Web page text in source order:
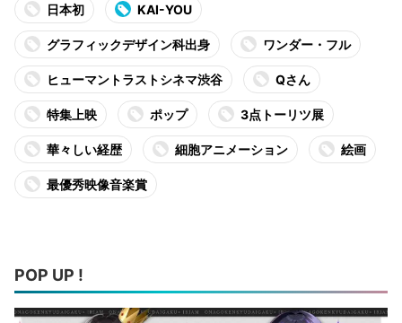
日本初 KAI-YOU
グラフィックデザイン科出身 ワンダー・フル
ヒューマントラストシネマ渋谷 Qさん
特集上映 ポップ 3点トーリツ展
華々しい経歴 細胞アニメーション 絵画
最優秀映像音楽賞
POP UP !